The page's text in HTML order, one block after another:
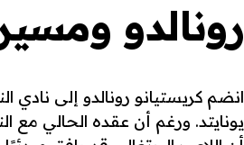
رونالدو
يونايتد. ورغم أن عقده الحالي مع